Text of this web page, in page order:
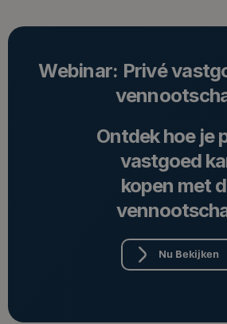
Webinar: Privé
Ontdek hoe je
vastgoed
kopen met
Nu Bekijken